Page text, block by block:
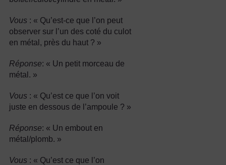
Vous : « Qu’est-ce que l’on peut
observer sur l’un des coté du culot
en métal, près du haut ? »
Réponse: « Un petit morceau de
métal. »
Vous : « Qu’est ce que l’on voit
juste en dessous de l’ampoule ? »
Réponse: « Un embout en
métal/plomb. »
Vous : « Qu’est ce que l’on